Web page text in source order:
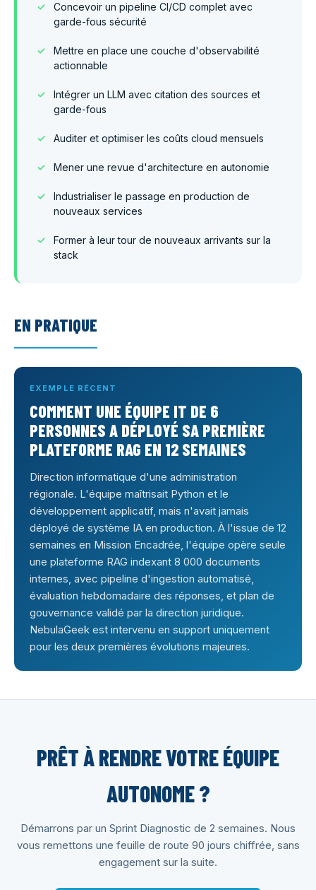
Concevoir un pipeline CI/CD complet avec
garde-fous sécurité
Mettre en place une couche d'observabilité
actionnable
Intégrer un LLM avec citation des sources et
garde-fous
Auditer et optimiser les coûts cloud mensuels
Mener une revue d'architecture en autonomie
Industrialiser le passage en production de
nouveaux services
Former à leur tour de nouveaux arrivants sur la
stack
EN PRATIQUE
EXEMPLE RÉCENT
COMMENT UNE ÉQUIPE IT DE 6
PERSONNES A DÉPLOYÉ SA PREMIÈRE
PLATEFORME RAG EN 12 SEMAINES
Direction informatique d'une administration
régionale. L'équipe maîtrisait Python et le
développement applicatif, mais n'avait jamais
déployé de système IA en production. À l'issue de 12
semaines en Mission Encadrée, l'équipe opère seule
une plateforme RAG indexant 8 000 documents
internes, avec pipeline d'ingestion automatisé,
évaluation hebdomadaire des réponses, et plan de
gouvernance validé par la direction juridique.
NebulaGeek est intervenu en support uniquement
pour les deux premières évolutions majeures.
PRÊT À RENDRE VOTRE ÉQUIPE
AUTONOME ?
Démarrons par un Sprint Diagnostic de 2 semaines. Nous
vous remettons une feuille de route 90 jours chiffrée, sans
engagement sur la suite.